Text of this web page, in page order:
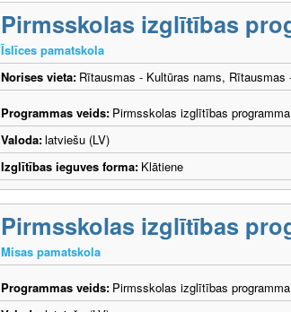
Pirmsskolas izglītības
Īslīces pamatskola
Norises vieta: Rītausmas - Kultūras nams, Rītausmas
Programmas veids: Pirmsskolas izglītības
Valoda:latviešu (LV)
Izglītības ieguves forma: Klātiene
Pirmsskolas izglītības
Misas pamatskola
Programmas veids: Pirmsskolas izglītības